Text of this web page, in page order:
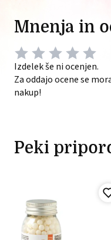
Mnenja in
Izdelek še ni ocenjen.
Za oddajo ocene se
nakup!
Peki